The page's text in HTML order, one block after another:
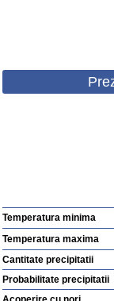
Temperatura minima
Temperatura maxima
Cantitate precipitatii
Probabilitate precipitatii